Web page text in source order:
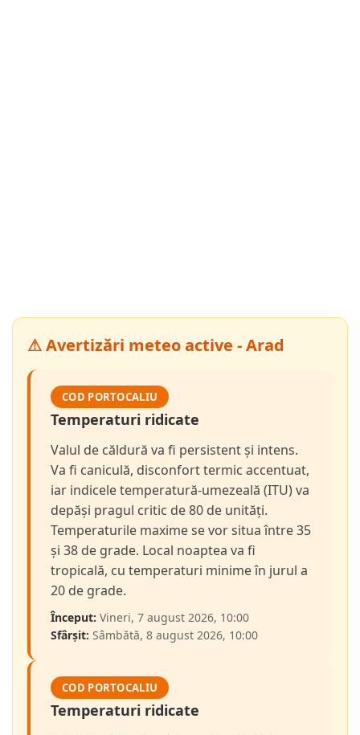
⚠ Avertizări meteo active - Arad
COD PORTOCALIU
Temperaturi ridicate
Valul de căldură va fi persistent și intens.
Va fi caniculă, disconfort termic accentuat,
iar indicele temperatură-umezeală (ITU) va
depăși pragul critic de 80 de unități.
Temperaturile maxime se vor situa între 35
și 38 de grade. Local noaptea va fi
tropicală, cu temperaturi minime în jurul a
20 de grade.
Început: Vineri, 7 august 2026, 10:00
Sfârșit: Sâmbătă, 8 august 2026, 10:00
COD PORTOCALIU
Temperaturi ridicate